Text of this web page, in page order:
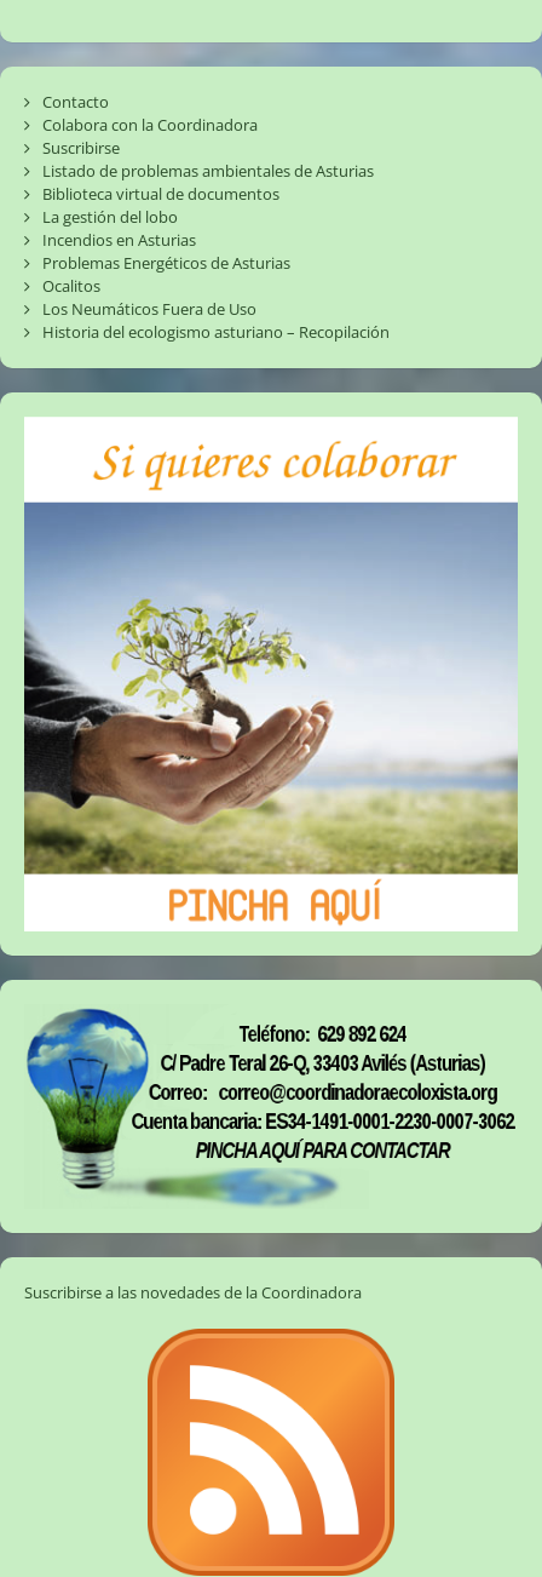
Contacto
Colabora con la Coordinadora
Suscribirse
Listado de problemas ambientales de Asturias
Biblioteca virtual de documentos
La gestión del lobo
Incendios en Asturias
Problemas Energéticos de Asturias
Ocalitos
Los Neumáticos Fuera de Uso
Historia del ecologismo asturiano – Recopilación
Suscribirse a las novedades de la Coordinadora